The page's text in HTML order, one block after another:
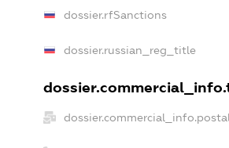
dossier.rfSanctions
dossier.russian_reg_title